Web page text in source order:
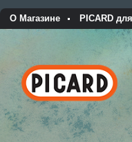
О Магазине PICARD